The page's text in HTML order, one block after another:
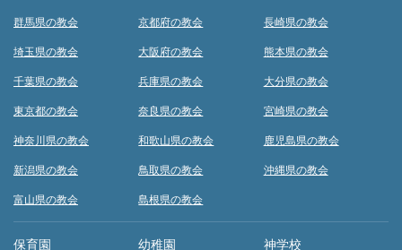
群馬県の教会
埼玉県の教会
千葉県の教会
東京都の教会
神奈川県の教会
新潟県の教会
富山県の教会
京都府の教会
大阪府の教会
兵庫県の教会
奈良県の教会
和歌山県の教会
鳥取県の教会
島根県の教会
長崎県の教会
熊本県の教会
大分県の教会
宮崎県の教会
鹿児島県の教会
沖縄県の教会
保育園 幼稚園 神学校